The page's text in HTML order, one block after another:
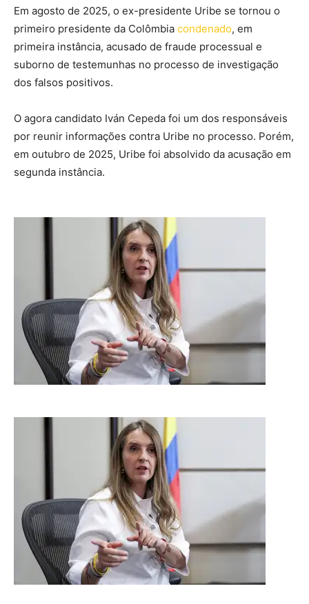
Em agosto de 2025, o ex-presidente Uribe se tornou o
primeiro presidente da Colômbia condenado, em
primeira instância, acusado de fraude processual e
suborno de testemunhas no processo de investigação
dos falsos positivos.
O agora candidato Iván Cepeda foi um dos responsáveis
por reunir informações contra Uribe no processo. Porém,
em outubro de 2025, Uribe foi absolvido da acusação em
segunda instância.